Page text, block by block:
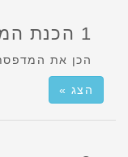
1 הכנת המדפסת
הכן את
הצג »